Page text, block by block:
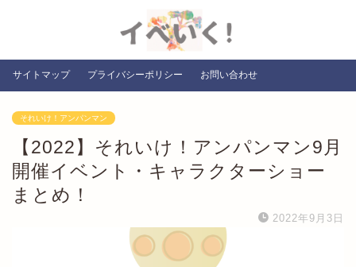
サイトマップ プライバシーポリシー お問い合わせ
それいけ！アンパンマン
【2022】それいけ！アンパンマン9月
開催イベント・キャラクターショー
まとめ！
2022年9月3日